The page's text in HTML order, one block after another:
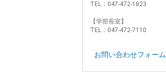
TEL：047-472-1823
【学部長室】
TEL：047-472-7110
お問い合わせフォーム